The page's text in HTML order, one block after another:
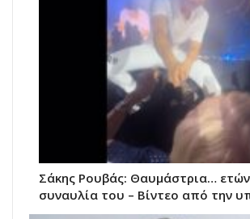
Σάκης Ρουβάς: Θαυμάστρια…
συναυλία του – Βίντεο από την